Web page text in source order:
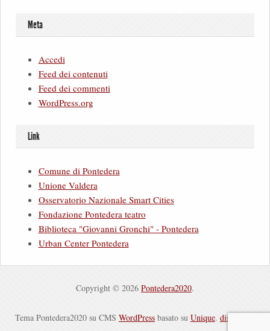
Meta
Accedi
Feed dei contenuti
Feed dei commenti
WordPress.org
Link
Comune di Pontedera
Unione Valdera
Osservatorio Nazionale Smart Cities
Fondazione Pontedera teatro
Biblioteca "Giovanni Gronchi" - Pontedera
Urban Center Pontedera
Copyright © 2026 Pontedera2020.
Tema Pontedera2020 su CMS WordPress basato su Unique. disclaimer